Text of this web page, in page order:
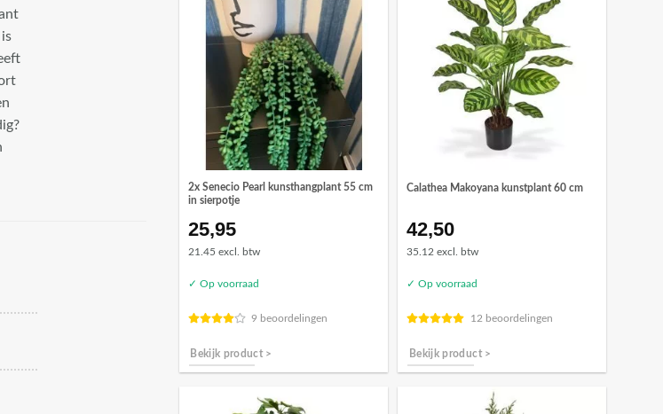
2x Senecio Pearl kunsthangplant 55 cm
in sierpotje
25,95
21.45 excl. btw
✓ Op voorraad
9 beoordelingen
Bekijk product >
Calathea Makoyana kunstplant 60 cm
42,50
35.12 excl. btw
✓ Op voorraad
12 beoordelingen
Bekijk product >